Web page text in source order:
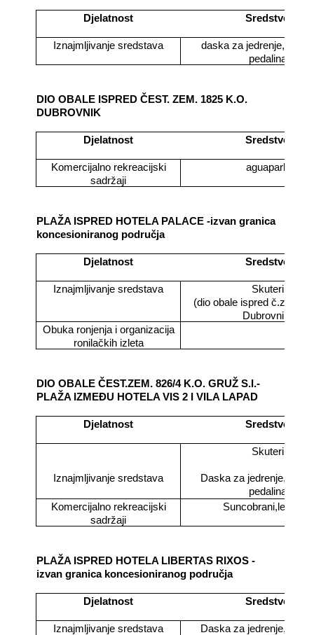
Djelatnost Sredstvo
Iznajmljivanje sredstava
daska za jedrenje,
pedalina
DIO OBALE ISPRED ČEST. ZEM. 1825 K.O.
DUBROVNIK
Djelatnost Sredstvo
Komercijalno rekreacijski
sadržaji
aguapark
PLAŽA ISPRED HOTELA PALACE -izvan granica
koncesioniranog područja
Djelatnost Sredstvo
Iznajmljivanje sredstava
Skuteri
(dio obale ispred č.z,
Dubrovnik)
Obuka ronjenja i organizacija
ronilačkih izleta
DIO OBALE ČEST.ZEM. 826/4 K.O. GRUŽ S.I.-
PLAŽA IZMEĐU HOTELA VIS 2 I VILA LAPAD
Djelatnost Sredstvo
Iznajmljivanje sredstava
Skuteri
Daska za jedrenje,
pedalina
Komercijalno rekreacijski
sadržaji
Suncobrani,ležaljke
PLAŽA ISPRED HOTELA LIBERTAS RIXOS -
izvan granica koncesioniranog područja
Djelatnost Sredstvo
Iznajmljivanje sredstava
Daska za jedrenje,